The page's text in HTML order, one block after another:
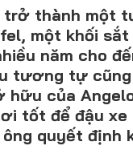
Hỏi đáp
thành một
một khối
năm cho
tương tự
của
tốt để đậu xe
quyết định